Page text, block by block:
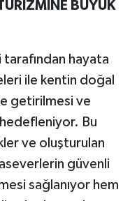
BÜYÜK
hayata
ile kentin doğal
getirilmesi ve
Bu
ve oluşturulan
güvenli
sağlanıyor hem